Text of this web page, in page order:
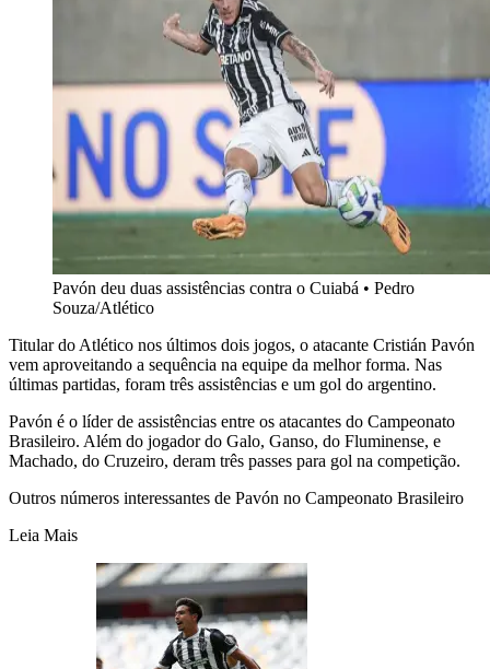
Pavón deu duas assistências contra o Cuiabá • Pedro
Souza/Atlético
Titular do Atlético nos últimos dois jogos, o atacante Cristián Pavón
vem aproveitando a sequência na equipe da melhor forma. Nas
últimas partidas, foram três assistências e um gol do argentino.
Pavón é o líder de assistências entre os atacantes do Campeonato
Brasileiro. Além do jogador do Galo, Ganso, do Fluminense, e
Machado, do Cruzeiro, deram três passes para gol na competição.
Outros números interessantes de Pavón no Campeonato Brasileiro
Leia Mais